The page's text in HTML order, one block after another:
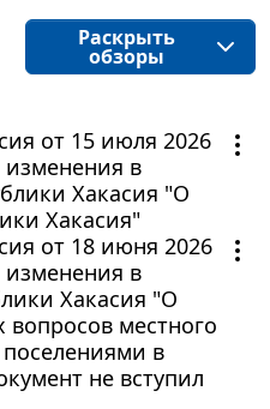
Раскрыть
обзоры
от 15 июля 2026
изменения в
Хакасия "О
Хакасия"
от 18 июня 2026
изменения в
Хакасия "О
местного
в
не вступил